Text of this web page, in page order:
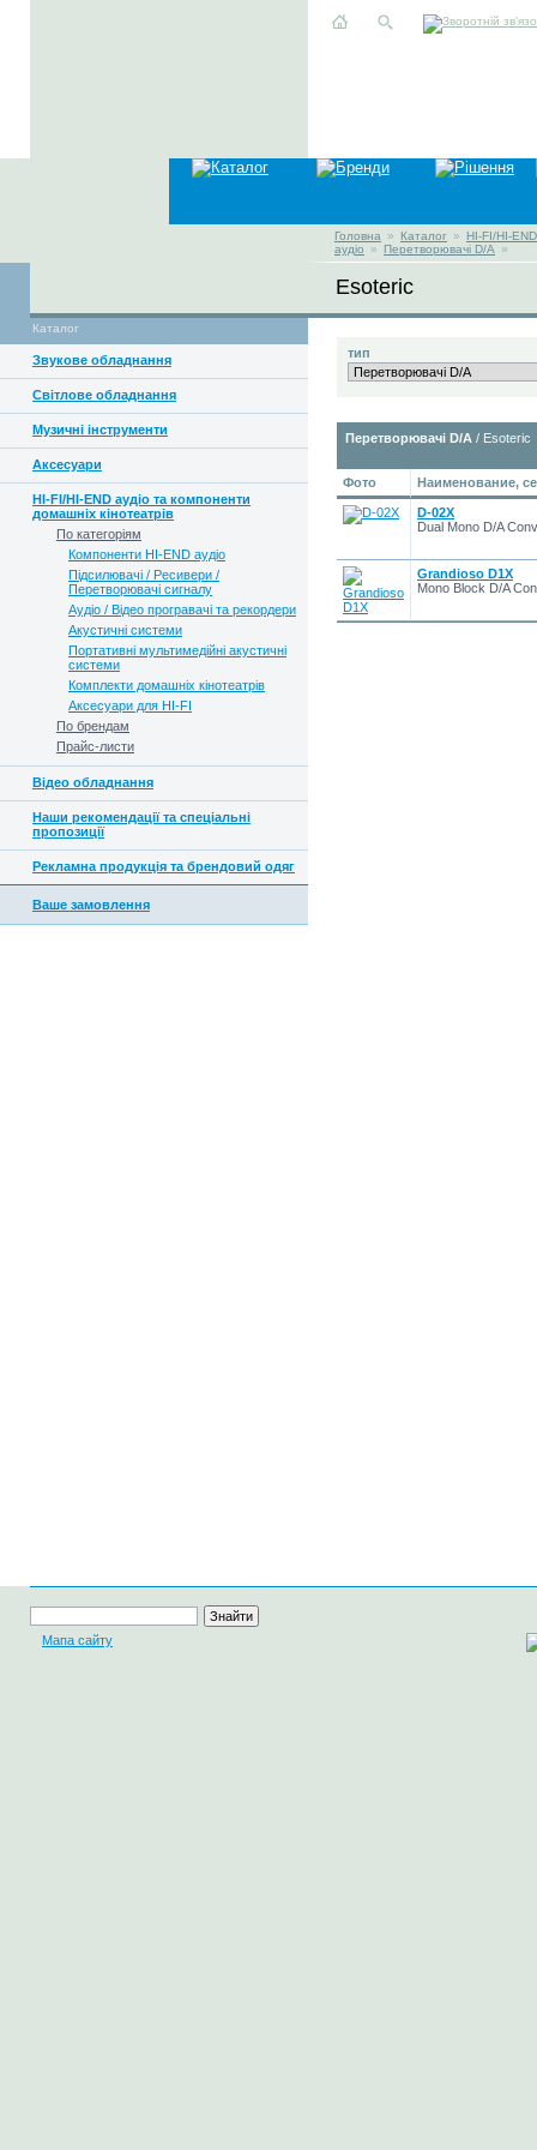
Головна » Каталог »
HI-FI/HI-
аудіо
» Перетворювачі D/A »
Esoteric
Каталог
Звукове обладнання
Світлове обладнання
Музичні інструменти
Аксесуари
HI-FI/HI-END аудіо та компоненти
домашніх кінотеатрів
По категоріям
Компоненти HI-END аудіо
Підсилювачі / Ресивери /
Перетворювачі сигналу
Аудіо / Відео програвачі та рекордери
Акустичні системи
Портативні мультимедійні акустичні
системи
Комплекти домашніх кінотеатрів
Аксесуари для HI-FI
По брендам
Прайс-листи
Відео обладнання
Наши рекомендації та спеціальні
пропозиції
Рекламна продукція та брендовий одяг
Ваше замовлення
тип
Перетворювачі D/A / Esoteric
Фото Наименование,
D-02X
Dual Mono D/A
Grandioso D1X
Mono Block D/A
Мапа сайту